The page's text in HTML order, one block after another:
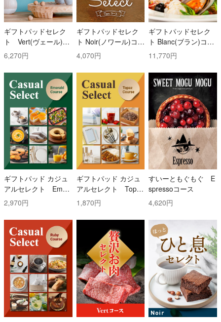
ギフトパッドセレク
ト Vert(ヴェール)コ
ース
6,270円
ギフトパッドセレク
ト Noir(ノワール)コー
ス
4,070円
ギフトパッドセレク
ト Blanc(ブラン)コー
ス
11,770円
ギフトパッド カジュ
アルセレクト Emer
ald(エメラルド)コー
ス
2,970円
ギフトパッド カジュ
アルセレクト Topaz
(トパーズ)コース
1,870円
すいーともぐもぐ E
spressoコース
4,620円